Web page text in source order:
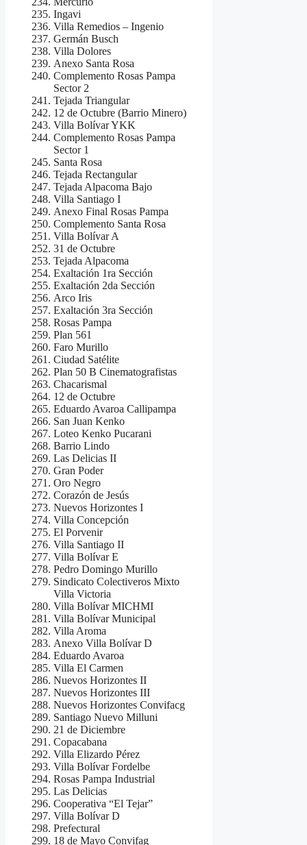
Ingavi
Villa Remedios – Ingenio
Germán Busch
Villa Dolores
Anexo Santa Rosa
Complemento Rosas Pampa
Sector 2
Tejada Triangular
12 de Octubre (Barrio Minero)
Villa Bolívar YKK
Complemento Rosas Pampa
Sector 1
Santa Rosa
Tejada Rectangular
Tejada Alpacoma Bajo
Villa Santiago I
Anexo Final Rosas Pampa
Complemento Santa Rosa
Villa Bolívar A
31 de Octubre
Tejada Alpacoma
Exaltación 1ra Sección
Exaltación 2da Sección
Arco Iris
Exaltación 3ra Sección
Rosas Pampa
Plan 561
Faro Murillo
Ciudad Satélite
Plan 50 B Cinematografistas
Chacarismal
12 de Octubre
Eduardo Avaroa Callipampa
San Juan Kenko
Loteo Kenko Pucarani
Barrio Lindo
Las Delicias II
Gran Poder
Oro Negro
Corazón de Jesús
Nuevos Horizontes I
Villa Concepción
El Porvenir
Villa Santiago II
Villa Bolívar E
Pedro Domingo Murillo
Sindicato Colectiveros Mixto
Villa Victoria
Villa Bolívar MICHMI
Villa Bolívar Municipal
Villa Aroma
Anexo Villa Bolívar D
Eduardo Avaroa
Villa El Carmen
Nuevos Horizontes II
Nuevos Horizontes III
Nuevos Horizontes Convifacg
Santiago Nuevo Milluni
21 de Diciembre
Copacabana
Villa Elizardo Pérez
Villa Bolívar Fordelbe
Rosas Pampa Industrial
Las Delicias
Cooperativa “El Tejar”
Villa Bolívar D
Prefectural
18 de Mayo Convifag